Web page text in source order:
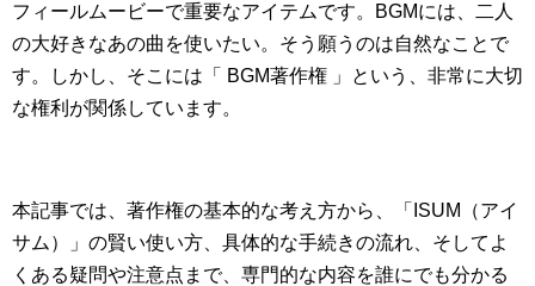
フィールムービーで重要なアイテムです。BGMには、二人
の大好きなあの曲を使いたい。そう願うのは自然なことで
す。しかし、そこには「 BGM著作権 」という、非常に大切
な権利が関係しています。
本記事では、著作権の基本的な考え方から、「ISUM（アイ
サム）」の賢い使い方、具体的な手続きの流れ、そしてよ
くある疑問や注意点まで、専門的な内容を誰にでも分かる